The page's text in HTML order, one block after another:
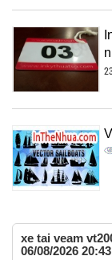
xe tai veam
06/08/2026